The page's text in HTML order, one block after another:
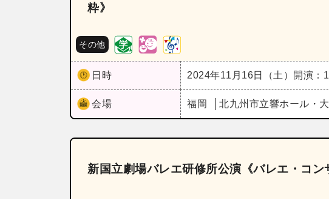
粋》
その他
日時 2024年11月16日（土） 開演：
会場 福岡 北九州市立響ホール・
新国立劇場バレエ研修所公演《バレエ・コン